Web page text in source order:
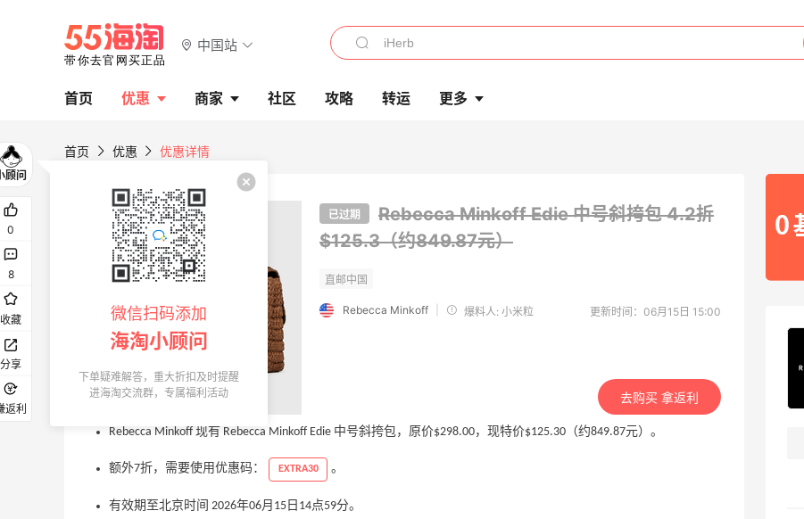
中国站
首页 优惠 商家 社区 攻略 转运 更多
首页 优惠 优惠详情
已过期 Rebecca Minkoff Edie 中号斜挎包4.2折
$125.3（约849.87元）
Rebecca Minkoff 爆料人: 小米粒 更新时间：06月15日 15:00
去购买 拿返利
Rebecca Minkoff 现有 Rebecca Minkoff Edie 中号斜挎包，原价$298.00，现特价$125.30（约849.87元）。
额外7折，需要使用优惠码： EXTRA30 。
有效期至北京时间 2026年06月15日14点59分。
0
8
收藏
分享
返利
微信扫码添加
海淘小顾问
下单疑难解答，重大折扣及时提醒
进海淘交流群，专属福利活动